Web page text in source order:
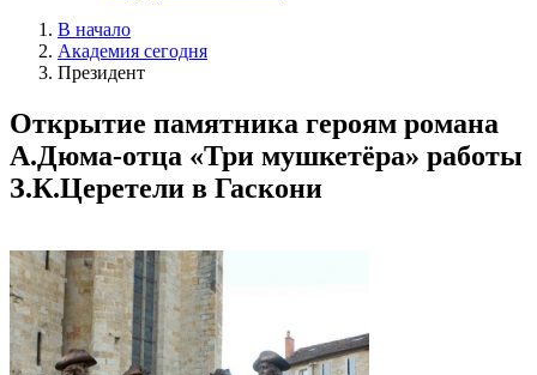
В начало
Академия сегодня
Президент
Открытие памятника героям романа
А.Дюма-отца «Три мушкетёра» работы
З.К.Церетели в Гаскони